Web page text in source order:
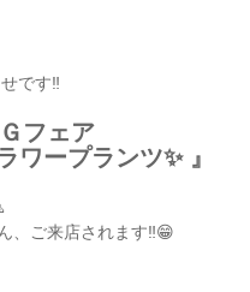
です‼️
フェア
プランツ✨ 』
、ご来店されます‼️😁